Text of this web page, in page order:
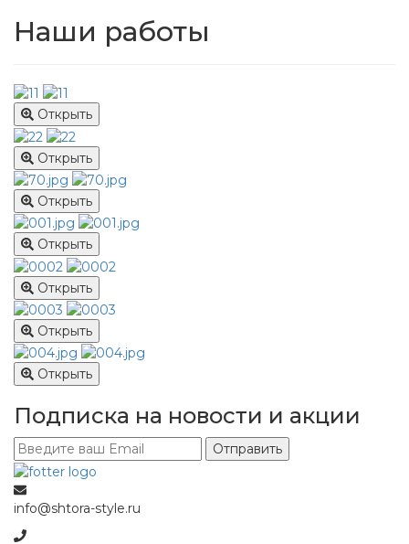
Наши работы
Открыть
Открыть
Открыть
Открыть
Открыть
Открыть
Открыть
Подписка​ на новости и акции
Отправить
info@shtora-style.ru